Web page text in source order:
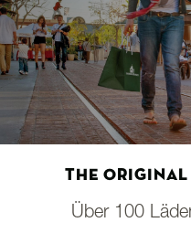
THE ORIGINAL
Über 100